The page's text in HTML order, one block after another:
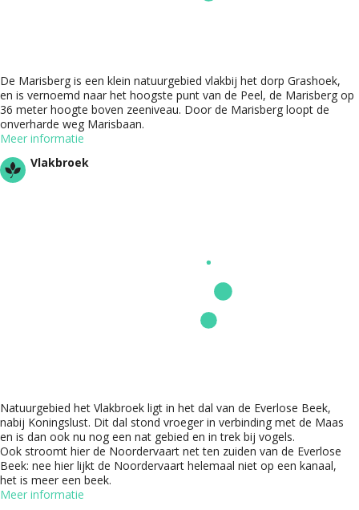
De Marisberg is een klein natuurgebied vlakbij het dorp Grashoek,
en is vernoemd naar het hoogste punt van de Peel, de Marisberg op
36 meter hoogte boven zeeniveau. Door de Marisberg loopt de
onverharde weg Marisbaan.
Meer informatie
Vlakbroek
Natuurgebied het Vlakbroek ligt in het dal van de Everlose Beek,
nabij Koningslust. Dit dal stond vroeger in verbinding met de Maas
en is dan ook nu nog een nat gebied en in trek bij vogels.
Ook stroomt hier de Noordervaart net ten zuiden van de Everlose
Beek: nee hier lijkt de Noordervaart helemaal niet op een kanaal,
het is meer een beek.
Meer informatie